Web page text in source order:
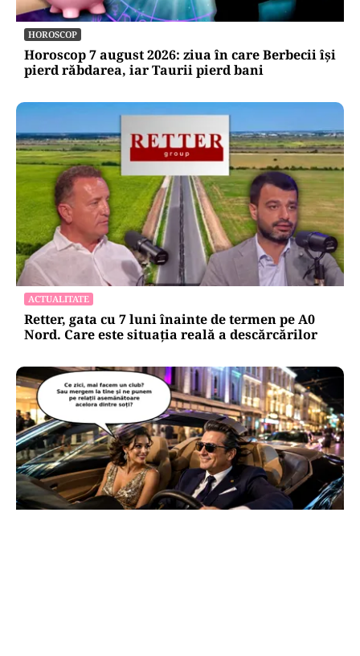
HOROSCOP
Horoscop 7 august 2026: ziua în care Berbecii își
pierd răbdarea, iar Taurii pierd bani
ACTUALITATE
Retter, gata cu 7 luni înainte de termen pe A0
Nord. Care este situația reală a descărcărilor